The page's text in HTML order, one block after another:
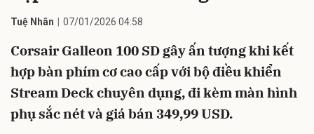
Tuệ Nhân 07/01/2026 04:58
Corsair Galleon 100 SD gây ấn tượng khi kết
hợp bàn phím cơ cao cấp với bộ điều khiển
Stream Deck chuyên dụng, đi kèm màn hình
phụ sắc nét và giá bán 349,99 USD.
Hủy Gửi